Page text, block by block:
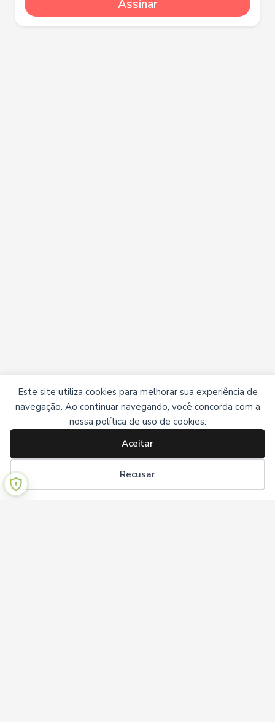
Assinar
Este site utiliza cookies para melhorar sua experiência de
navegação. Ao continuar navegando, você concorda com a
nossa política de uso de cookies.
Aceitar
Recusar